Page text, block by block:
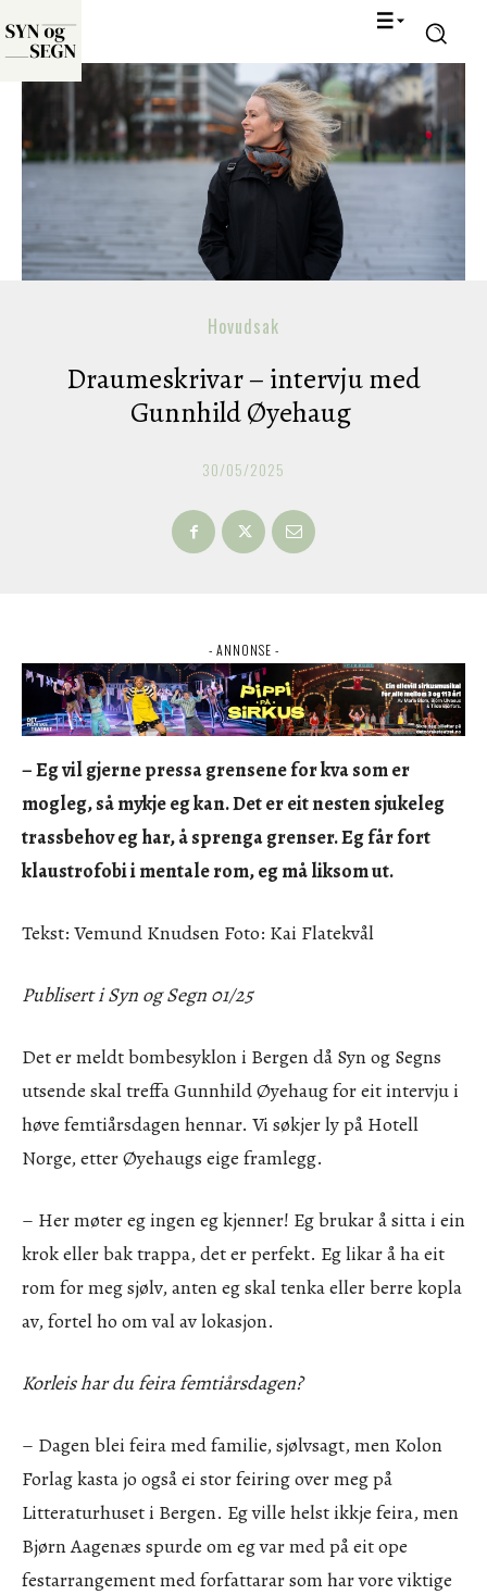
Hovudsak
Draumeskrivar – intervju med
Gunnhild Øyehaug
30/05/2025
- ANNONSE -
– Eg vil gjerne pressa grensene for kva som er
mogleg, så mykje eg kan. Det er eit nesten sjukeleg
trassbehov eg har, å sprenga grenser. Eg får fort
klaustrofobi i mentale rom, eg må liksom ut.
Tekst: Vemund Knudsen Foto: Kai Flatekvål
Publisert i Syn og Segn 01/25
Det er meldt bombesyklon i Bergen då Syn og Segns
utsende skal treffa Gunnhild Øyehaug for eit intervju i
høve femtiårsdagen hennar. Vi søkjer ly på Hotell
Norge, etter Øyehaugs eige framlegg.
– Her møter eg ingen eg kjenner! Eg brukar å sitta i ein
krok eller bak trappa, det er perfekt. Eg likar å ha eit
rom for meg sjølv, anten eg skal tenka eller berre kopla
av, fortel ho om val av lokasjon.
Korleis har du feira femtiårsdagen?
– Dagen blei feira med familie, sjølvsagt, men Kolon
Forlag kasta jo også ei stor feiring over meg på
Litteraturhuset i Bergen. Eg ville helst ikkje feira, men
Bjørn Aagenæs spurde om eg var med på eit ope
festarrangement med forfattarar som har vore viktige